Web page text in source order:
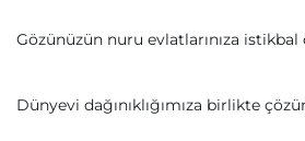
Gözünüzün nuru evlatlarınıza
Dünyevi dağınıklığımıza birlikte